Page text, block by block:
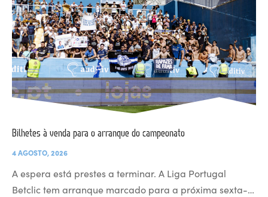
Bilhetes à venda para o arranque do campeonato
4 AGOSTO, 2026
A espera está prestes a terminar. A Liga Portugal
Betclic tem arranque marcado para a próxima sexta-…